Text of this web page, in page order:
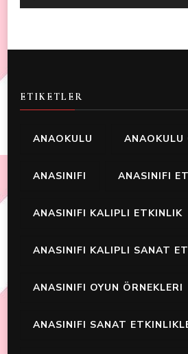
ETIKETLER
ANAOKULU ANAOKULU
ANASINIFI ANASINIFI
ANASINIFI KALIPLI ETKINLIK
ANASINIFI KALIPLI SANAT
ANASINIFI OYUN ÖRNEKLERI
ANASINIFI SANAT